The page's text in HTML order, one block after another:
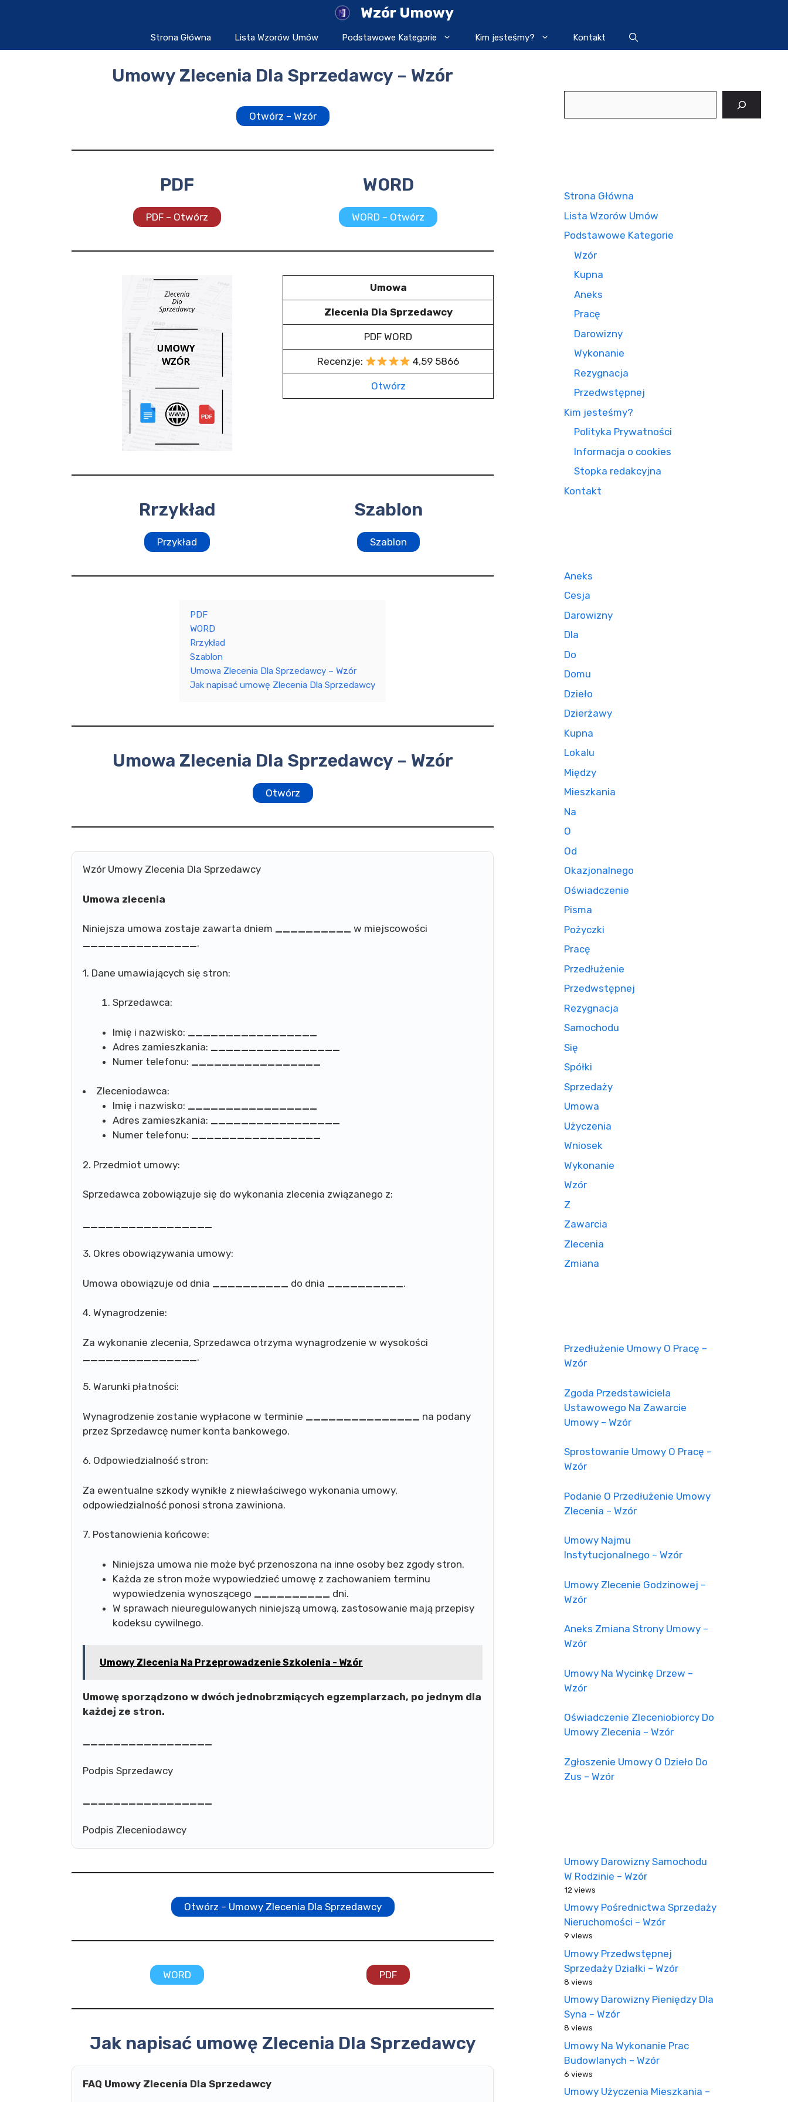
Wzór Umowy
Strona Główna Lista Wzorów Umów Podstawowe Kategorie Kim jesteśmy? Kontakt
Umowy Zlecenia Dla Sprzedawcy – Wzór
Otwórz – Wzór
PDF
PDF – Otwórz
WORD
WORD – Otwórz
Umowa
Zlecenia Dla Sprzedawcy
PDF WORD
Recenzje: 4,59 5866
Otwórz
Rrzykład
Przykład
Szablon
Szablon
PDF
WORD
Rrzykład
Szablon
Umowa Zlecenia Dla Sprzedawcy – Wzór
Jak napisać umowę Zlecenia Dla Sprzedawcy
Umowa Zlecenia Dla Sprzedawcy – Wzór
Otwórz
Wzór Umowy Zlecenia Dla Sprzedawcy
Umowa zlecenia
Niniejsza umowa zostaje zawarta dniem __________ w miejscowości
_______________.
1. Dane umawiających się stron:
Sprzedawca:
Imię i nazwisko:
Adres zamieszkania:
Numer telefonu:
Zleceniodawca:
Imię i nazwisko: _________________
Adres zamieszkania: _________________
Numer telefonu: _________________
2. Przedmiot umowy:
Sprzedawca zobowiązuje się do wykonania zlecenia związanego z:
3. Okres obowiązywania umowy:
Umowa obowiązuje od dnia do dnia .
4. Wynagrodzenie:
Za wykonanie zlecenia, Sprzedawca otrzyma wynagrodzenie w wysokości
.
5. Warunki płatności:
Wynagrodzenie zostanie wypłacone w terminie
na podany
przez Sprzedawcę numer konta bankowego.
6. Odpowiedzialność stron:
Za ewentualne szkody wynikłe z niewłaściwego wykonania umowy,
odpowiedzialność ponosi strona zawiniona.
7. Postanowienia końcowe:
Niniejsza umowa nie może być przenoszona na inne osoby bez zgody stron.
Każda ze stron może wypowiedzieć umowę z zachowaniem terminu
wypowiedzenia wynoszącego
dni.
W sprawach nieuregulowanych niniejszą umową, zastosowanie mają przepisy
kodeksu cywilnego.
Umowy Zlecenia Na Przeprowadzenie Szkolenia - Wzór
Umowę sporządzono w dwóch jednobrzmiących egzemplarzach, po jednym dla
każdej ze stron.
Podpis Sprzedawcy
Podpis Zleceniodawcy
Otwórz – Umowy Zlecenia Dla Sprzedawcy
WORD PDF
Jak napisać umowę Zlecenia Dla Sprzedawcy
FAQ Umowy Zlecenia Dla Sprzedawcy
Strona Główna
Lista Wzorów Umów
Podstawowe Kategorie
Wzór
Kupna
Aneks
Pracę
Darowizny
Wykonanie
Rezygnacja
Przedwstępnej
Kim jesteśmy?
Polityka Prywatności
Informacja o cookies
Stopka redakcyjna
Kontakt
Aneks
Cesja
Darowizny
Dla
Do
Domu
Dzieło
Dzierżawy
Kupna
Lokalu
Między
Mieszkania
Na
O
Od
Okazjonalnego
Oświadczenie
Pisma
Pożyczki
Pracę
Przedłużenie
Przedwstępnej
Rezygnacja
Samochodu
Się
Spółki
Sprzedaży
Umowa
Użyczenia
Wniosek
Wykonanie
Wzór
Z
Zawarcia
Zlecenia
Zmiana
Przedłużenie Umowy O Pracę –
Wzór
Zgoda Przedstawiciela
Ustawowego Na Zawarcie
Umowy – Wzór
Sprostowanie Umowy O Pracę –
Wzór
Podanie O Przedłużenie Umowy
Zlecenia – Wzór
Umowy Najmu
Instytucjonalnego – Wzór
Umowy Zlecenie Godzinowej –
Wzór
Aneks Zmiana Strony Umowy –
Wzór
Umowy Na Wycinkę Drzew –
Wzór
Oświadczenie Zleceniobiorcy Do
Umowy Zlecenia – Wzór
Zgłoszenie Umowy O Dzieło Do
Zus – Wzór
Umowy Darowizny Samochodu
W Rodzinie – Wzór
12 views
Umowy Pośrednictwa Sprzedaży
Nieruchomości – Wzór
9 views
Umowy Przedwstępnej
Sprzedaży Działki – Wzór
8 views
Umowy Darowizny Pieniędzy Dla
Syna – Wzór
8 views
Umowy Na Wykonanie Prac
Budowlanych – Wzór
6 views
Umowy Użyczenia Mieszkania –